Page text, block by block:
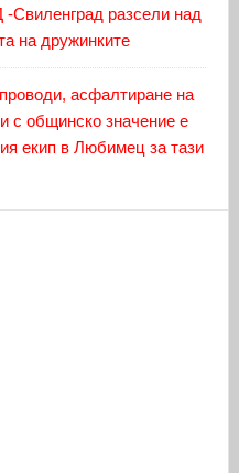
Свиленград разсели над
на дружинките
асфалтиране на
с общинско значение е
екип в Любимец за тази